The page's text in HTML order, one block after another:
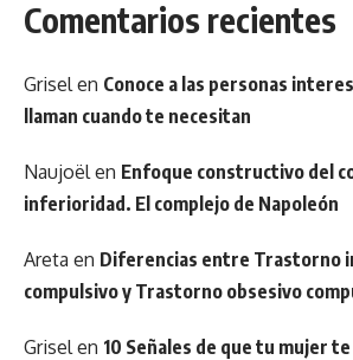
Comentarios recientes
Griselen Conoce a las personas
llaman cuando te necesitan
Naujoëlen Enfoque constructivo del
inferioridad. El complejo de Napoleón
Areta en Diferencias entre Trastorno
compulsivo y Trastorno obsesivo
Griselen 10 Señales de que tu mujer